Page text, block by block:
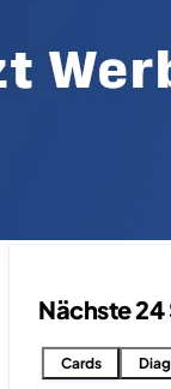
Nächste 24
Cards